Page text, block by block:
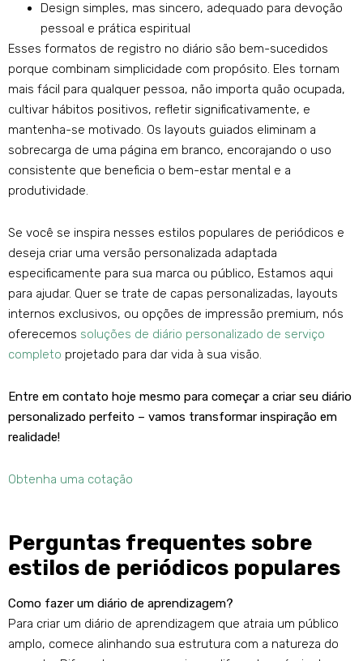
Design simples, mas sincero, adequado para devoção
pessoal e prática espiritual
Esses formatos de registro no diário são bem-sucedidos
porque combinam simplicidade com propósito. Eles tornam
mais fácil para qualquer pessoa, não importa quão ocupada,
cultivar hábitos positivos, refletir significativamente, e
mantenha-se motivado. Os layouts guiados eliminam a
sobrecarga de uma página em branco, encorajando o uso
consistente que beneficia o bem-estar mental e a
produtividade.
Se você se inspira nesses estilos populares de periódicos e
deseja criar uma versão personalizada adaptada
especificamente para sua marca ou público, Estamos aqui
para ajudar. Quer se trate de capas personalizadas, layouts
internos exclusivos, ou opções de impressão premium, nós
oferecemos soluções de diário personalizado de serviço
completo projetado para dar vida à sua visão.
Entre em contato hoje mesmo para começar a criar seu diário
personalizado perfeito – vamos transformar inspiração em
realidade!
Obtenha uma cotação
Perguntas frequentes sobre
estilos de periódicos populares
Como fazer um diário de aprendizagem?
Para criar um diário de aprendizagem que atraia um público
amplo, comece alinhando sua estrutura com a natureza do